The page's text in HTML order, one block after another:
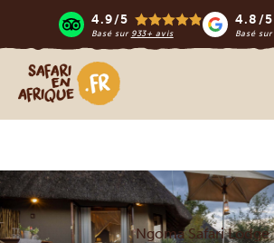
4.9/5
Basé sur 933+ avis
4.8/5
Basé sur
Safari en Afrique
Ngoma Safari Lodge